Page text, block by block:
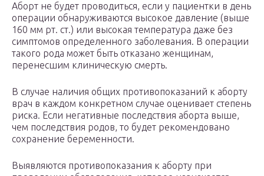
Аборт не будет проводиться, если у пациентки в день
операции обнаруживаются высокое давление (выше
160 мм рт. ст.) или высокая температура даже без
симптомов определенного заболевания. В операции
такого рода может быть отказано женщинам,
перенесшим клиническую смерть.
В случае наличия общих противопоказаний к аборту
врач в каждом конкретном случае оценивает степень
риска. Если негативные последствия аборта выше,
чем последствия родов, то будет рекомендовано
сохранение беременности.
Выявляются противопоказания к аборту при